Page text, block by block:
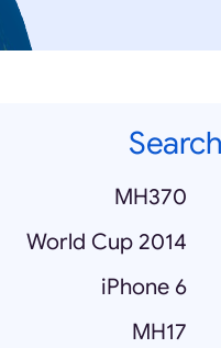
MH370
World Cup 2014
iPhone 6
MH17